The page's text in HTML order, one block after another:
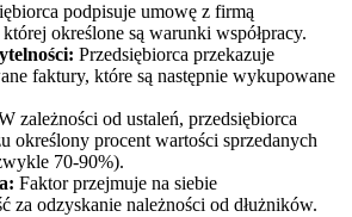
podpisuje umowę z firmą
określone są warunki współpracy.
Przedsiębiorca przekazuje
faktury, które są następnie wykupowane
zależności od ustaleń, przedsiębiorca
określony procent wartości sprzedanych
70-90%).
Faktor przejmuje na siebie
za odzyskanie należności od dłużników.